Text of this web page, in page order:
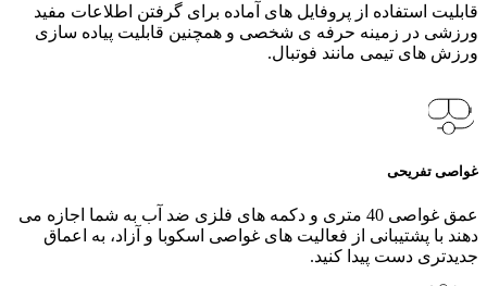
قابلیت استفاده از پروفایل های آماده برای گرفتن اطلاعات مفید
ورزشی در زمینه حرفه ی شخصی و همچنین قابلیت پیاده سازی
ورزش های تیمی مانند فوتبال.
غواصی تفریحی
عمق غواصی 40 متری و دکمه‌ های فلزی ضد آب به شما اجازه می‌
دهند با پشتیبانی از فعالیت‌ های غواصی اسکوبا و آزاد، به اعماق
جدیدتری دست پیدا کنید.